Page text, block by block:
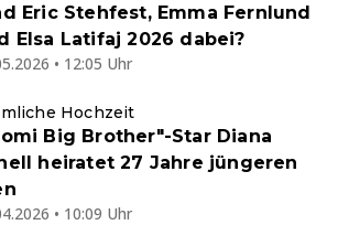
Eric Stehfest, Emma Fernlund
Elsa Latifaj 2026 dabei?
• 12:05 Uhr
Hochzeit
Big Brother"-Star Diana
heiratet 27 Jahre jüngeren
• 10:09 Uhr